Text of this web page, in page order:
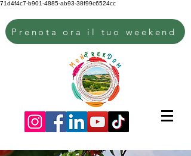
71d4f4c7-b901-4885-ab93-38f99c6524cc
Prenota ora il tuo weekend